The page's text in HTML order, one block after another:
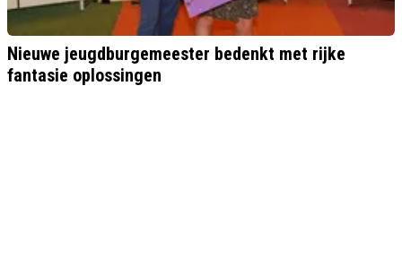
Nieuwe jeugdburgemeester bedenkt met rijke
fantasie oplossingen